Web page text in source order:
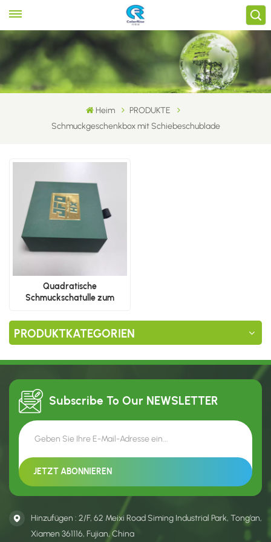
Heim
PRODUKTE
Schmuckgeschenkbox mit Schiebeschublade
Quadratische
Schmuckschatulle zum
PRODUKTKATEGORIEN
Subscribe To Our NEWSLETTER
Hinzufügen : 2/F, 62 Meixi Road Siming Industrial Park, Tong’an,
Xiamen 361116, Fujian, China